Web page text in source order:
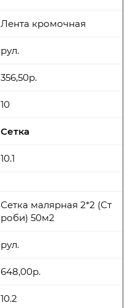
Лента кромочная
рул.
356,50р.
10
Сетка
10.1
Сетка малярная 2*2 (Ст
роби) 50м2
рул.
648,00р.
10.2